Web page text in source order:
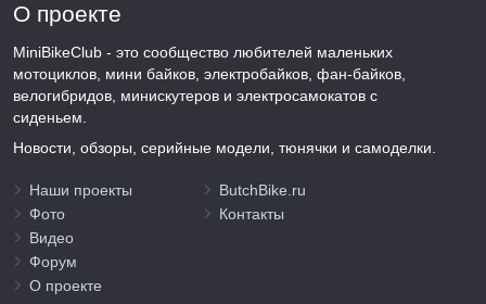
О проекте
MiniBikeClub - это сообщество любителей маленьких
мотоциклов, мини байков, электробайков, фан-байков,
велогибридов, минискутеров и электросамокатов с
сиденьем.
Новости, обзоры, серийные модели, тюнячки и самоделки.
Наши проекты
Фото
Видео
Форум
О проекте
ButchBike.ru
Контакты